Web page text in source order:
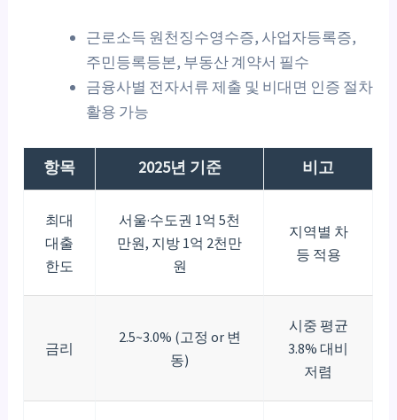
근로소득 원천징수영수증, 사업자등록증,
주민등록등본, 부동산 계약서 필수
금융사별 전자서류 제출 및 비대면 인증 절차
활용 가능
항목 2025년 기준 비고
최대
대출
한도
서울·수도권 1억 5천
만원, 지방 1억 2천만
원
지역별 차
등 적용
금리
2.5~3.0% (고정 or 변
동)
시중 평균
3.8% 대비
저렴